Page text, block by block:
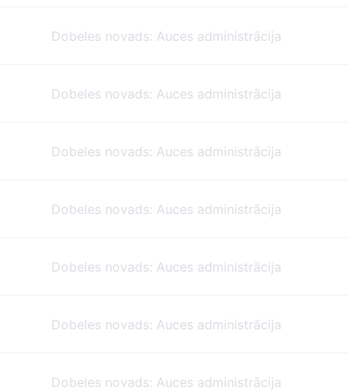
Dobeles novads: Auces administrācija
Dobeles novads: Auces administrācija
Dobeles novads: Auces administrācija
Dobeles novads: Auces administrācija
Dobeles novads: Auces administrācija
Dobeles novads: Auces administrācija
Dobeles novads: Auces administrācija